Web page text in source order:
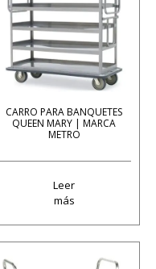
CARRO PARA BANQUETES
QUEEN MARY | MARCA
METRO
Leer
más